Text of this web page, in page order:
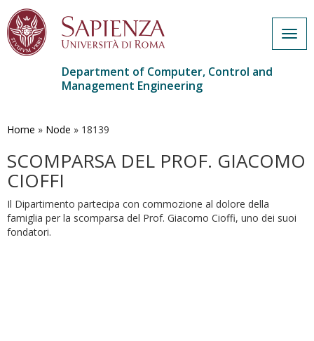
main
Department of Computer, Control and
Management Engineering
Home » Node » 18139
SCOMPARSA DEL PROF. GIACOMO
CIOFFI
Il Dipartimento partecipa con commozione al dolore della
famiglia per la scomparsa del Prof. Giacomo Cioffi, uno dei suoi
fondatori.